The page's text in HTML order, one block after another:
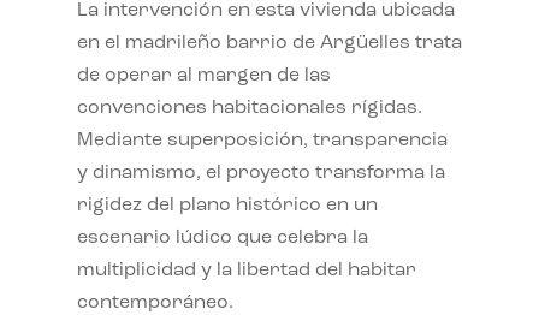
La intervención en esta vivienda ubicada
en el madrileño barrio de Argüelles trata
de operar al margen de las
convenciones habitacionales rígidas.
Mediante superposición, transparencia
y dinamismo, el proyecto transforma la
rigidez del plano histórico en un
escenario lúdico que celebra la
multiplicidad y la libertad del habitar
contemporáneo.